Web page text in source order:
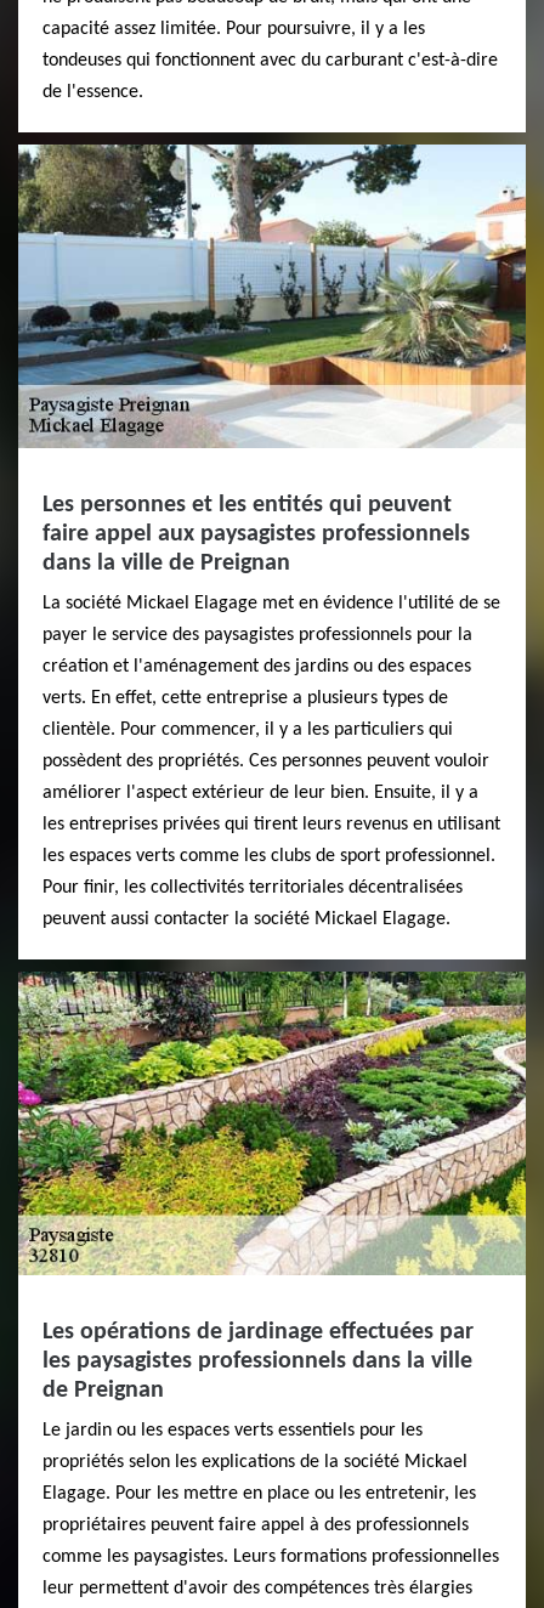
capacité assez limitée. Pour poursuivre, il y a les
tondeuses qui fonctionnent avec du carburant c'est-à-dire
de l'essence.
Les personnes et les entités qui peuvent
faire appel aux paysagistes professionnels
dans la ville de Preignan
La société Mickael Elagage met en évidence l'utilité de se
payer le service des paysagistes professionnels pour la
création et l'aménagement des jardins ou des espaces
verts. En effet, cette entreprise a plusieurs types de
clientèle. Pour commencer, il y a les particuliers qui
possèdent des propriétés. Ces personnes peuvent vouloir
améliorer l'aspect extérieur de leur bien. Ensuite, il y a
les entreprises privées qui tirent leurs revenus en utilisant
les espaces verts comme les clubs de sport professionnel.
Pour finir, les collectivités territoriales décentralisées
peuvent aussi contacter la société Mickael Elagage.
Les opérations de jardinage effectuées par
les paysagistes professionnels dans la ville
de Preignan
Le jardin ou les espaces verts essentiels pour les
propriétés selon les explications de la société Mickael
Elagage. Pour les mettre en place ou les entretenir, les
propriétaires peuvent faire appel à des professionnels
comme les paysagistes. Leurs formations professionnelles
leur permettent d'avoir des compétences très élargies